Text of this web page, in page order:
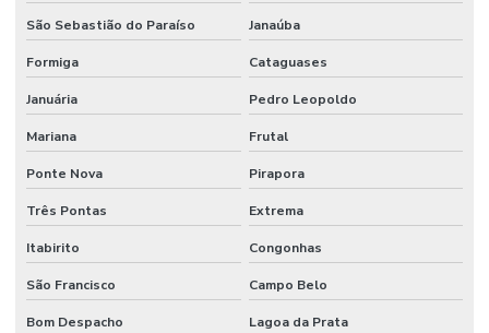
São Sebastião do Paraíso Janaúba
Formiga Cataguases
Januária Pedro Leopoldo
Mariana Frutal
Ponte Nova Pirapora
Três Pontas Extrema
Itabirito Congonhas
São Francisco Campo Belo
Bom Despacho Lagoa da Prata